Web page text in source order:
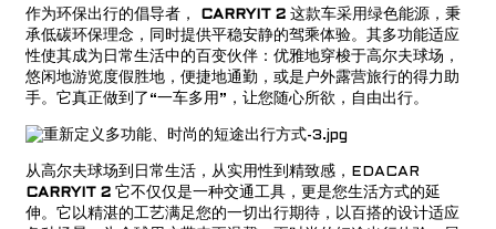
作为环保出行的倡导者， CARRYIT 2这款车采用绿色能源，秉
承低碳环保理念，同时提供平稳安静的驾乘体验。其多功能适应
性使其成为日常生活中的百变伙伴：优雅地穿梭于高尔夫球场，
悠闲地游览度假胜地，便捷地通勤，或是户外露营旅行的得力助
手。它真正做到了“一车多用”，让您随心所欲，自由出行。
从高尔夫球场到日常生活，从实用性到精致感，EDACAR
CARRYIT 2它不仅仅是一种交通工具，更是您生活方式的延
伸。它以精湛的工艺满足您的一切出行期待，以百搭的设计适应